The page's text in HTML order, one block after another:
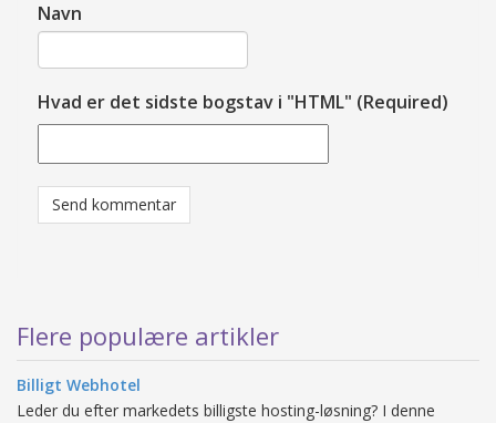
Navn
Hvad er det sidste bogstav i "HTML" (Required)
Flere populære artikler
Billigt Webhotel
Leder du efter markedets billigste hosting-løsning? I denne